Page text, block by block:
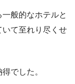
般的なホテルと
て至れり尽くせ
でした。